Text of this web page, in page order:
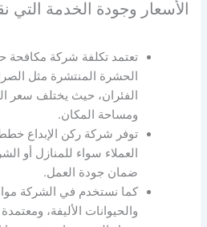
الأسعار وجودة الخدمة التي
تعتمد تكلفة شركة مكافحة
الحشرة المنتشرة مثل
الفئران، حيث يختلف سعر
ومساحة المكان.
توفر شركة ركن الإبداع
العملاء سواء للمنازل أو
ضمان جودة العمل.
كما نستخدم في الشركة
والحيوانات الأليفة،